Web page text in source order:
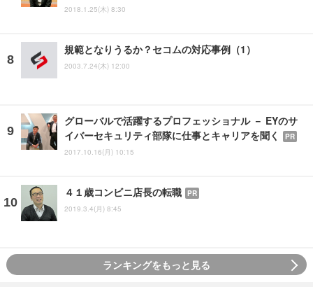
2018.1.25(木) 8:30
規範となりうるか？セコムの対応事例（1）
2003.7.24(木) 12:00
グローバルで活躍するプロフェッショナル － EYのサ
イバーセキュリティ部隊に仕事とキャリアを聞く
PR
2017.10.16(月) 10:15
４１歳コンビニ店長の転職 PR
2019.3.4(月) 8:45
ランキングをもっと見る